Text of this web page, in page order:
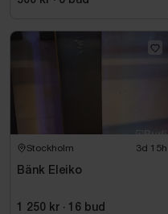
Stockholm 3d 15h
Bänk Eleiko
1 250 kr · 16 bud